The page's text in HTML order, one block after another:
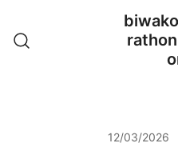
content
12/03/2026